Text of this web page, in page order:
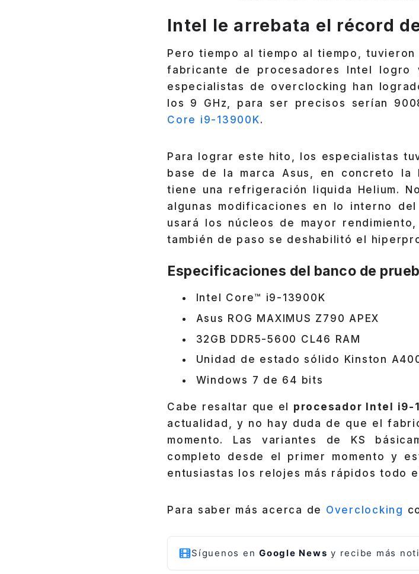
Intel le arrebata el récord
Pero tiempo al tiempo al tiempo,
fabricante de procesadores Intel logro
especialistas de overclocking han
los 9 GHz, para ser precisos serían
Core i9-13900K.
Para lograr este hito, los especialistas
base de la marca Asus, en concreto la
tiene una refrigeración liquida Helium.
algunas modificaciones en lo interno
usará los núcleos de mayor
también de paso se deshabilitó el
Especificaciones del banco de
Intel Core™ i9-13900K
Asus ROG MAXIMUS Z790 APEX
32GB DDR5-5600 CL46 RAM
Unidad de estado sólido Kinston
Windows 7 de 64 bits
Cabe resaltar que el procesador Intel i9-
actualidad, y no hay duda de que el
momento. Las variantes de KS
completo desde el primer momento y
entusiastas los relojes más rápidos todo
Para saber más acerca de Overclocking
Síguenos en Google News y recibe más